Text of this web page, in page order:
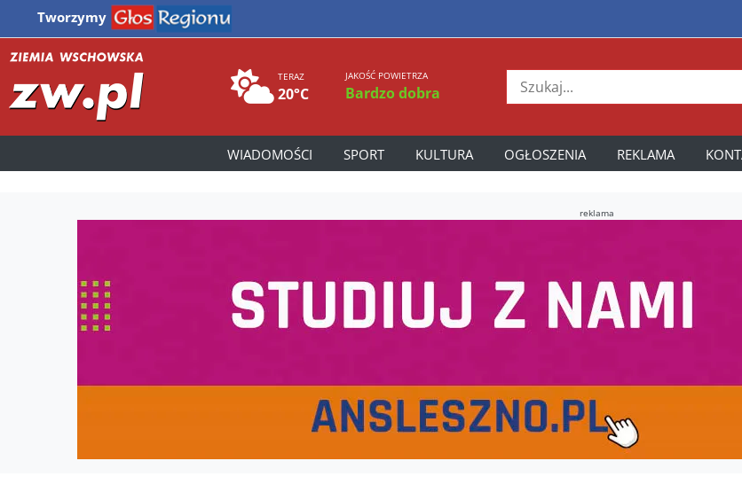
Tworzymy
TERAZ
20°C
JAKOŚĆ POWIETRZA
Bardzo dobra
WIADOMOŚCI SPORT KULTURA OGŁOSZENIA REKLAMA
reklama